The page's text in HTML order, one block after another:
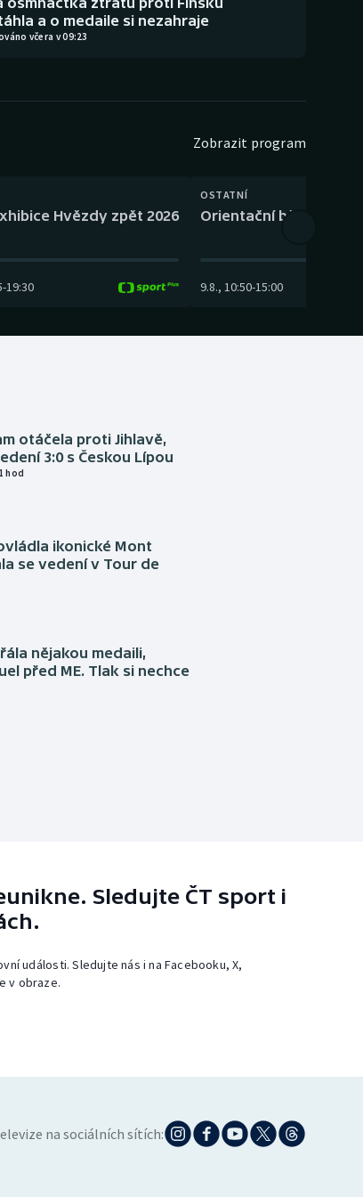
a o medaile si nezahraje
včera v 09:23
Zobrazit program
Hvězdy zpět 2026
-19:30
OSTATNÍ
Orientační běh: SP
9.8., 10:50-15:00
otáčela proti Jihlavě,
3:0 s Českou Lípou
hod
ikonické Mont
se vedení v Tour de
nějakou medaili,
před ME. Tlak si nechce
Sledujte ČT sport i
události. Sledujte nás i na Facebooku, X,
v obraze.
na sociálních sítích: